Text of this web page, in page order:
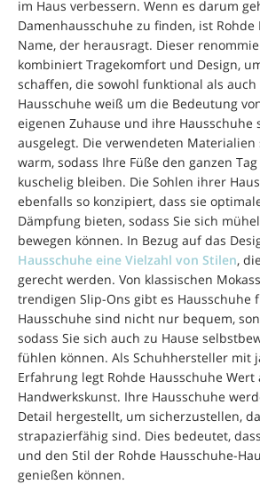
im Haus verbessern. Wenn es darum
Damenhausschuhe zu finden, ist Rohde
Name, der herausragt. Dieser
kombiniert Tragekomfort und Design,
schaffen, die sowohl funktional als
Hausschuhe weiß um die Bedeutung
eigenen Zuhause und ihre Hausschuhe
ausgelegt. Die verwendeten
warm, sodass Ihre Füße den ganzen
kuschelig bleiben. Die Sohlen ihrer
ebenfalls so konzipiert, dass sie
Dämpfung bieten, sodass Sie sich
bewegen können. In Bezug auf das
Hausschuhe eine Vielzahl von Stilen,
gerecht werden. Von klassischen
trendigen Slip-Ons gibt es Hausschuhe
Hausschuhe sind nicht nur bequem,
sodass Sie sich auch zu Hause
fühlen können. Als Schuhhersteller mit
Erfahrung legt Rohde Hausschuhe
Handwerkskunst. Ihre Hausschuhe
Detail hergestellt, um sicherzustellen,
strapazierfähig sind. Dies bedeutet,
und den Stil der Rohde Hausschuhe-
genießen können.